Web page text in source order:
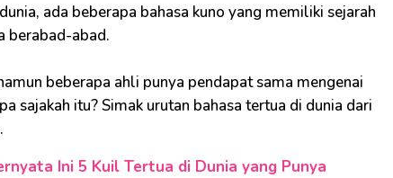
ada beberapa bahasa kuno yang memiliki sejarah
berabad-abad.
beberapa ahli punya pendapat sama mengenai
sajakah itu? Simak urutan bahasa tertua di dunia dari
Ini 5 Kuil Tertua di Dunia yang Punya